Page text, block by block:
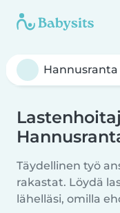
Täydellinen työ
rakastat. Löydä
lähelläsi, omilla